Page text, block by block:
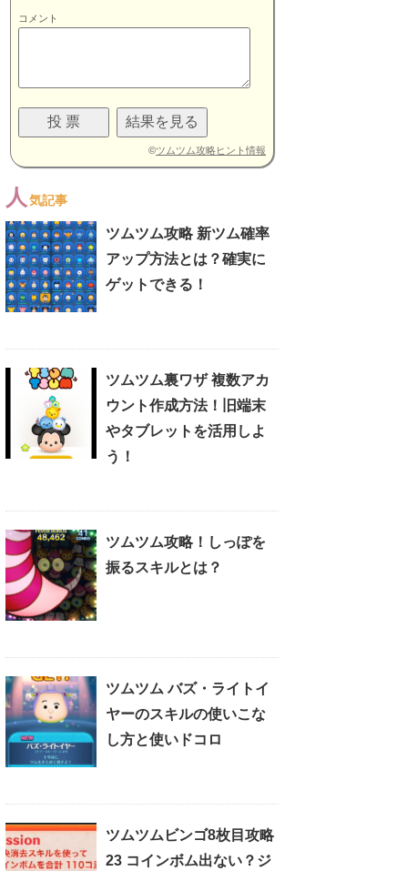
コメント
©ツムツム攻略ヒント情報
人 気記事
ツムツム攻略 新ツム確率
アップ方法とは？確実に
ゲットできる！
ツムツム裏ワザ 複数アカ
ウント作成方法！旧端末
やタブレットを活用しよ
う！
ツムツム攻略！しっぽを
振るスキルとは？
ツムツム バズ・ライトイ
ヤーのスキルの使いこな
し方と使いドコロ
ツムツムビンゴ8枚目攻略
23 コインボム出ない？ジ